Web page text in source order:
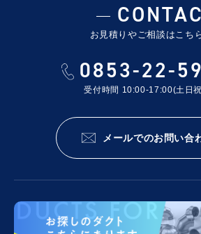
お見積りやご相談はこち
0853-22-
受付時間 10:00-17:00(土日
メールでのお問い合